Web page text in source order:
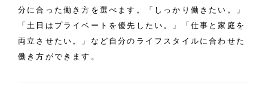
分に合った働き方を選べます。「しっかり働きたい。」
「土日はプライベートを優先したい。」「仕事と家庭を
両立させたい。」など自分のライフスタイルに合わせた
働き方ができます。